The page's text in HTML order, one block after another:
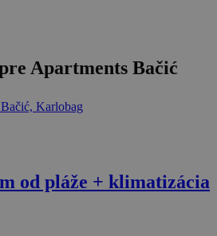
Apartments Bačić
od pláže + klimatizácia